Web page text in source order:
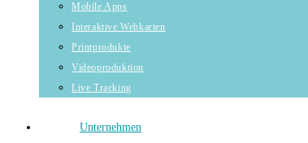
Mobile Apps
Interaktive Webkarten
Printprodukte
Videoproduktion
Live Tracking
Unternehmen